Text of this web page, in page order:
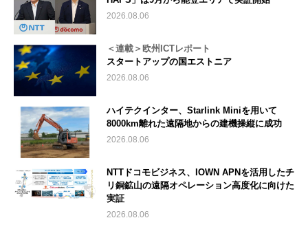
2026.08.06
＜連載＞欧州ICTレポート
スタートアップの国エストニア
2026.08.06
ハイテクインター、Starlink Miniを用いて
8000km離れた遠隔地からの建機操縦に成功
2026.08.06
NTTドコモビジネス、IOWN APNを活用したチ
リ銅鉱山の遠隔オペレーション高度化に向けた
実証
2026.08.06